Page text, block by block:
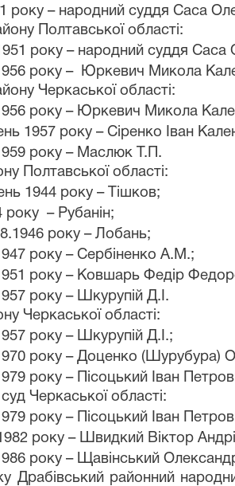
року – народний суддя Саса
Полтавської області:
року – народний суддя Саса
року –
Юркевич Микола
Черкаської області:
року – Юркевич Микола
1957 року – Сіренко Іван
року – Маслюк Т.П.
Полтавської області:
1944 року – Тішков;
року – Рубанін;
року – Лобань;
року – Сербіненко А.М.;
року – Ковшарь Федір
року – Шкурупій Д.І.
Черкаської області:
року – Шкурупій Д.І.;
року – Доценко (Шурубура)
року – Пісоцький Іван
Черкаської області:
року – Пісоцький Іван
року – Швидкий Віктор
року – Щавінський
Драбівський районний